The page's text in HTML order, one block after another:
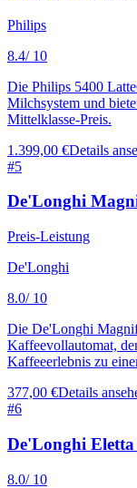
Philips
8.4/ 10
Die Philips 5400
Milchsystem und
Mittelklasse-Preis.
1.399,00 €Details
#5
De'Longhi
Preis-Leistung
De'Longhi
8.0/ 10
Die De'Longhi
Kaffeevollautomat,
Kaffeeerlebnis zu
377,00 €Details
#6
De'Longhi
8.0/ 10